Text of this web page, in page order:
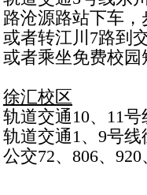
路沧源路站下车
或者转江川7路到
或者乘坐免费校
徐汇校区
轨道交通10、11
轨道交通1、9号线
公交72、806、